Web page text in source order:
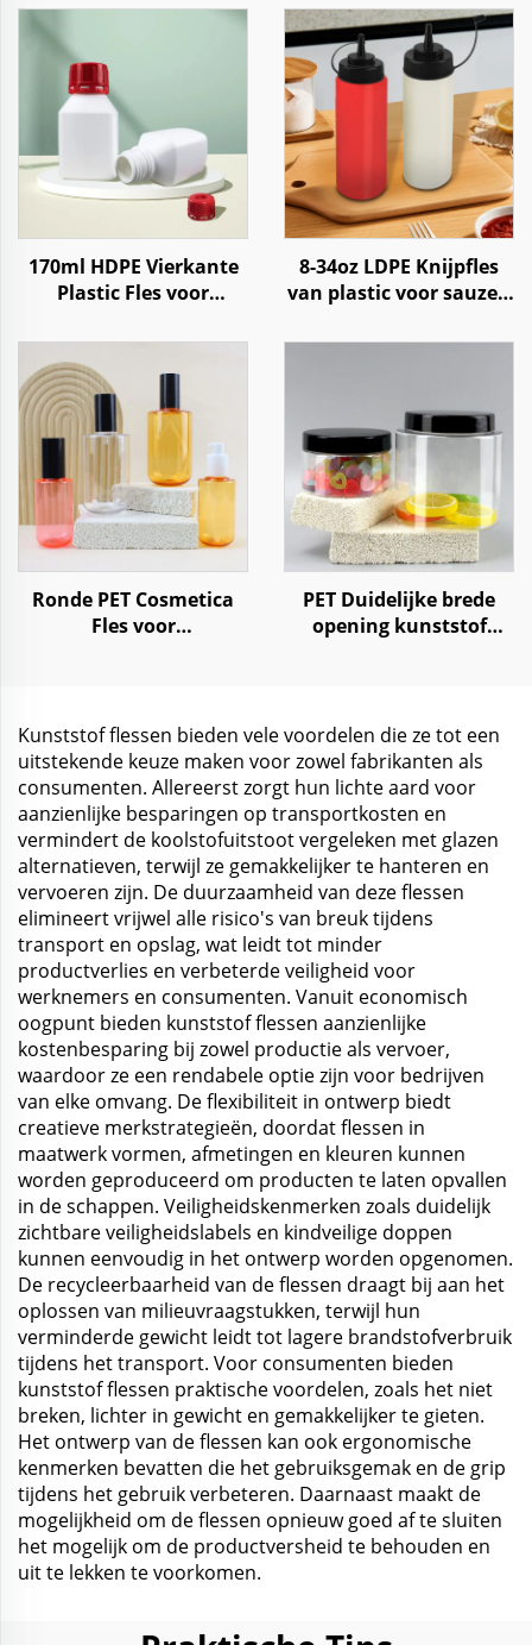
170ml HDPE Vierkante
Plastic Fles voor
Vloeistoffen, Poeders
opslag met kindveilige
dop
8-34oz LDPE Knijpfles
van plastic voor sauzen
en hete chilisaus
Ronde PET Cosmetica
Fles voor
PET Duidelijke brede
opening kunststof
Kunststof flessen bieden vele voordelen die ze tot een
uitstekende keuze maken voor zowel fabrikanten als
consumenten. Allereerst zorgt hun lichte aard voor
aanzienlijke besparingen op transportkosten en
vermindert de koolstofuitstoot vergeleken met glazen
alternatieven, terwijl ze gemakkelijker te hanteren en
vervoeren zijn. De duurzaamheid van deze flessen
elimineert vrijwel alle risico's van breuk tijdens
transport en opslag, wat leidt tot minder
productverlies en verbeterde veiligheid voor
werknemers en consumenten. Vanuit economisch
oogpunt bieden kunststof flessen aanzienlijke
kostenbesparing bij zowel productie als vervoer,
waardoor ze een rendabele optie zijn voor bedrijven
van elke omvang. De flexibiliteit in ontwerp biedt
creatieve merkstrategieën, doordat flessen in
maatwerk vormen, afmetingen en kleuren kunnen
worden geproduceerd om producten te laten opvallen
in de schappen. Veiligheidskenmerken zoals duidelijk
zichtbare veiligheidslabels en kindveilige doppen
kunnen eenvoudig in het ontwerp worden opgenomen.
De recycleerbaarheid van de flessen draagt bij aan het
oplossen van milieuvraagstukken, terwijl hun
verminderde gewicht leidt tot lagere brandstofverbruik
tijdens het transport. Voor consumenten bieden
kunststof flessen praktische voordelen, zoals het niet
breken, lichter in gewicht en gemakkelijker te gieten.
Het ontwerp van de flessen kan ook ergonomische
kenmerken bevatten die het gebruiksgemak en de grip
tijdens het gebruik verbeteren. Daarnaast maakt de
mogelijkheid om de flessen opnieuw goed af te sluiten
het mogelijk om de productversheid te behouden en
uit te lekken te voorkomen.